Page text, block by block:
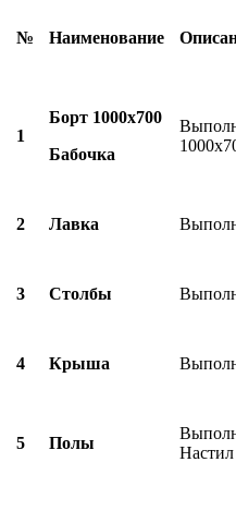
№ Наименование
1
Борт 1000х700
Бабочка
2 Лавка
3 Столбы
4 Крыша
5 Полы